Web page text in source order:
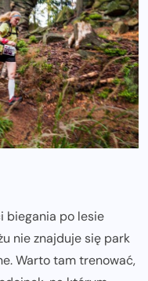
biegania po lesie
nie znajduje się park
Warto tam trenować,